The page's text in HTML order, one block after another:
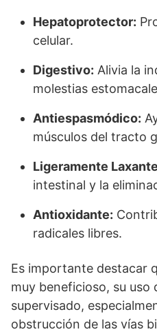
Hepatoprotector:
celular.
Digestivo: Alivia la
molestias
Antiespasmódico:
músculos del tracto
Ligeramente
intestinal y la
Antioxidante:
radicales libres.
Es importante destacar
muy beneficioso, su uso
supervisado,
obstrucción de las vías